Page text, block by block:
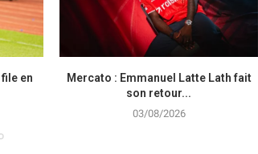
en
Mercato : Emmanuel Latte Lath fait
son retour...
03/08/2026